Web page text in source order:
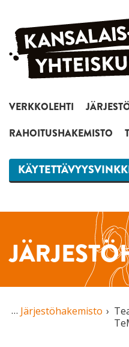
Siirry sisältöön
VERKKOLEHTI
RAHOITUSHAKEMISTO
Järjestöhakemisto